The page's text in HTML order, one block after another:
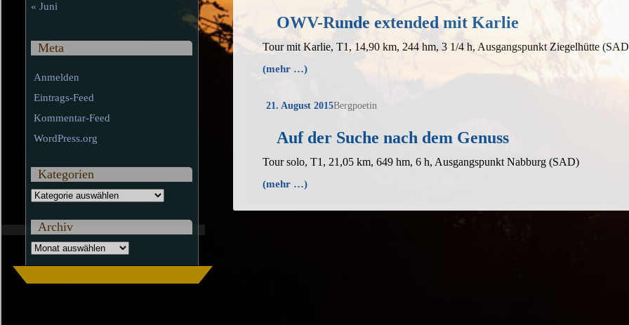
OWV-Runde extended mit Karlie
Tour mit Karlie, T1, 14,90 km, 244 hm, 3 1/4 h, Ausgangspunkt Ziegelhütte
(mehr …)
21. August 2015Bergpoetin
Auf der Suche nach dem Genuss
Tour solo, T1, 21,05 km, 649 hm, 6 h, Ausgangspunkt Nabburg (SAD)
(mehr …)
« Juni
Meta
Anmelden
Eintrags-Feed
Kommentar-Feed
WordPress.org
Kategorien
Kategorien
Archiv
Archiv